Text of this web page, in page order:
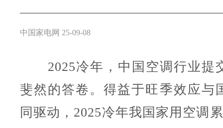
中国家电网 25-09-08
2025冷年，中国空调行业提
斐然的答卷。得益于旺季效应与
同驱动，2025冷年我国家用空调